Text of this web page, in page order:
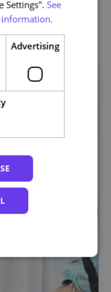
Settings". See
information.
Advertising